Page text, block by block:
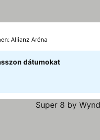
Allianz Aréna
dátumokat